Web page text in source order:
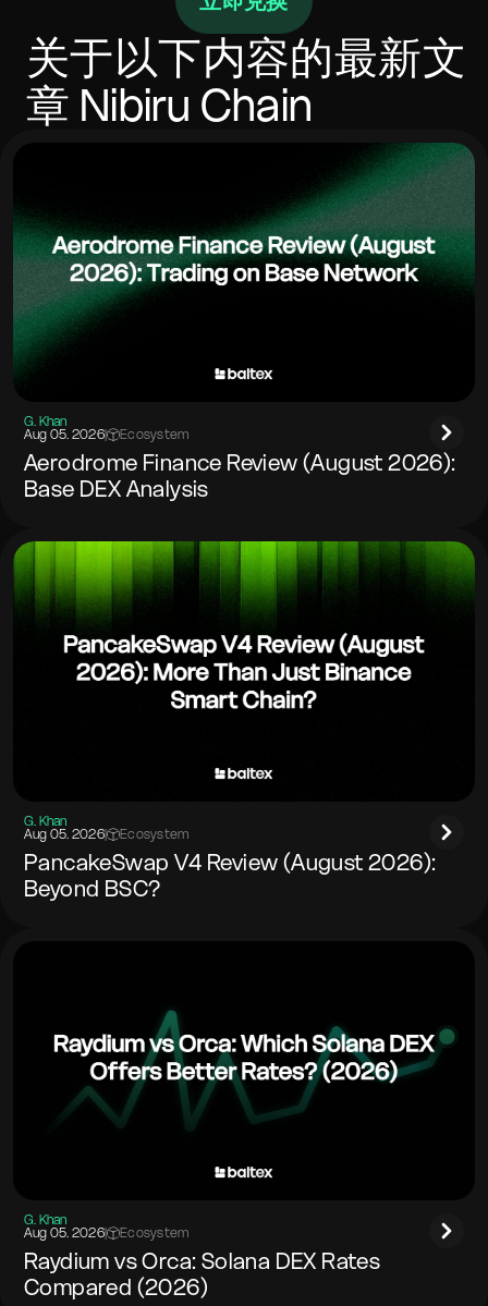
内完成，具体取决于确认次数和拥塞情况。如果目标网
络要求，请包含memo/标签。
关于以下内容的最新文
章 Nibiru Chain
G. Khan
Aug 05. 2026| Ecosystem
Aerodrome Finance Review (August 2026):
Base DEX Analysis
G. Khan
Aug 05. 2026| Ecosystem
PancakeSwap V4 Review (August 2026):
Beyond BSC?
G. Khan
Aug 05. 2026| Ecosystem
Raydium vs Orca: Solana DEX Rates
Compared (2026)